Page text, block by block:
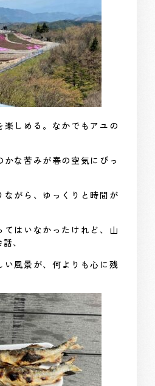
楽しめる。なかでもアユの
な苦みが春の空気にぴっ
ながら、ゆっくりと時間が
てはいなかったけれど、山
、
い風景が、何よりも心に残